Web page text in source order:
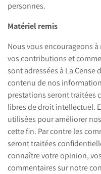
personnes.
Matériel remis
Nous vous encourageons
vos contributions et
sont adressées à La
contenu de nos
prestations seront traitées
libres de droit intellectuel.
utilisées pour améliorer
cette fin. Par contre les
seront traitées
connaître votre opinion,
commentaires sur notre